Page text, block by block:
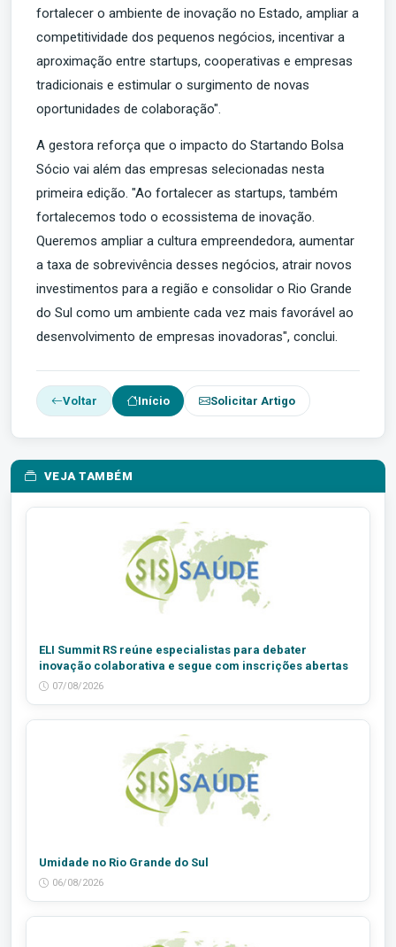
fortalecer o ambiente de inovação no Estado, ampliar a
competitividade dos pequenos negócios, incentivar a
aproximação entre startups, cooperativas e empresas
tradicionais e estimular o surgimento de novas
oportunidades de colaboração".
A gestora reforça que o impacto do Startando Bolsa
Sócio vai além das empresas selecionadas nesta
primeira edição. "Ao fortalecer as startups, também
fortalecemos todo o ecossistema de inovação.
Queremos ampliar a cultura empreendedora, aumentar
a taxa de sobrevivência desses negócios, atrair novos
investimentos para a região e consolidar o Rio Grande
do Sul como um ambiente cada vez mais favorável ao
desenvolvimento de empresas inovadoras", conclui.
Voltar Início Solicitar Artigo
VEJA TAMBÉM
ELI Summit RS reúne especialistas para debater
inovação colaborativa e segue com inscrições abertas
07/08/2026
Umidade no Rio Grande do Sul
06/08/2026